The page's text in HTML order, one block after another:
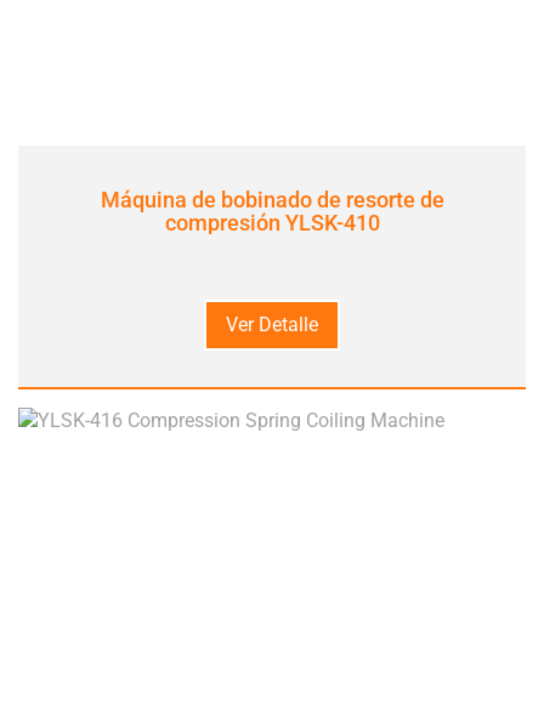
Máquina de bobinado de resorte de
compresión YLSK-410
Ver Detalle